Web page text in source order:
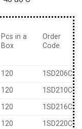
Pcs in a
Box
Order
Code
120
1SD206C
120
1SD210C
120
1SD216C
120
1SD220C